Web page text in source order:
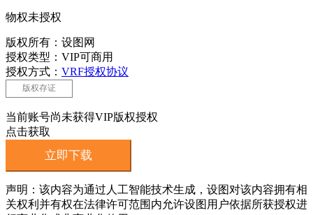
物权未授权
版权所有：设图网
授权类型：VIP可商用
授权方式： VRF授权协议
版权存证
当前账号尚未获得VIP版权授权
点击获取
立即下载
声明：该内容为通过人工智能技术生成，设图对该内容拥有相
关权利并有权在法律许可范围内允许设图用户依据所获授权进